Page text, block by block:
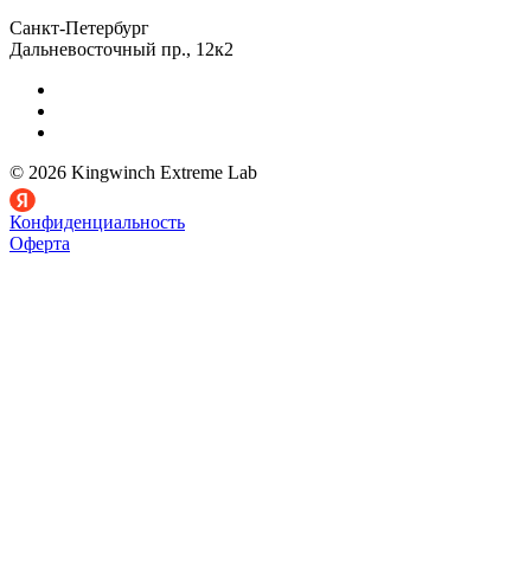
Санкт-Петербург
Дальневосточный пр., 12к2
© 2026 Kingwinch Extreme Lab
Конфиденциальность
Оферта